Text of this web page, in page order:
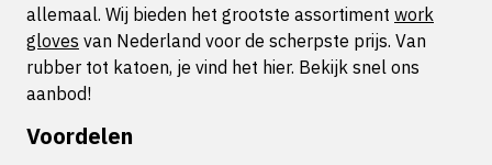
allemaal. Wij bieden het grootste assortiment work
gloves van Nederland voor de scherpste prijs. Van
rubber tot katoen, je vind het hier. Bekijk snel ons
aanbod!
Voordelen